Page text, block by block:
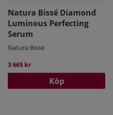
Natura Bissé Diamond
Luminous Perfecting
Serum
Natura Bissé
3 665 kr
Köp